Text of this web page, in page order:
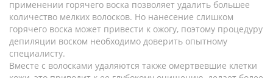
применении горячего воска позволяет удалить большее
количество мелких волосков. Но нанесение слишком
горячего воска может привести к ожогу, поэтому процедуру
депиляции воском необходимо доверить опытному
специалисту.
Вместе с волосками удаляются также омертвевшие клетки